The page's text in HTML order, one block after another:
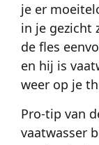
je er
in je gezicht
de fles
en hij is
weer op je
Pro-tip van
vaatwasser